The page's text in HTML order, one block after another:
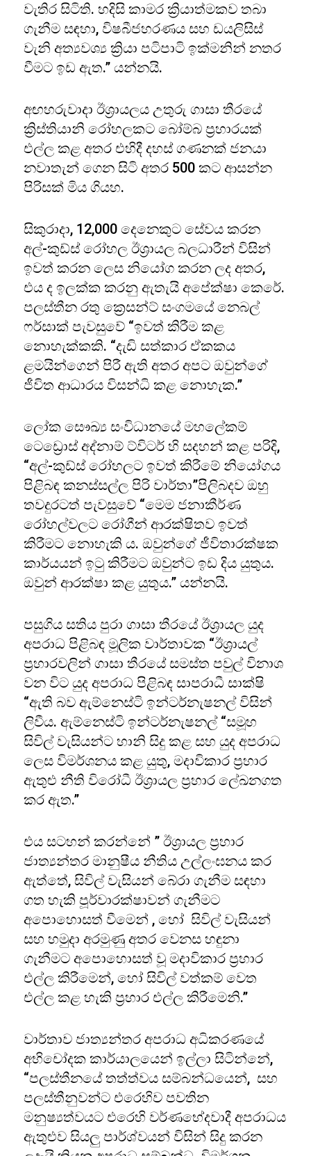
වැතිර සිටිති. හදිසි කාමර ක්‍රියාත්මකව තබා
ගැනීම සඳහා, විෂබීජහරණය සහ ඩයලිසිස්
වැනි අත්‍යවශ්‍ය ක්‍රියා පටිපාටි ඉක්මනින් නතර
වීමට ඉඩ ඇත.” යන්නයි.
අඟහරුවාදා ඊශ්‍රායලය උතුරු ගාසා තීරයේ
ක්‍රිස්තියානි රෝහලකට බෝම්බ ප්‍රහාරයක්
එල්ල කළ අතර එහිදී දහස් ගණනක් ජනයා
නවාතැන් ගෙන සිටි අතර 500 කට ආසන්න
පිරිසක් මිය ගියහ.
සිකුරාදා, 12,000 දෙනෙකුට සේවය කරන
අල්-කුඩ්ස් රෝහල ඊශ්‍රායල බලධාරීන් විසින්
ඉවත් කරන ලෙස නියෝග කරන ලද අතර,
එය ද ඉලක්ක කරනු ඇතැයි අපේක්ෂා කෙරේ.
පලස්තීන රතු ක්‍රෙසන්ට් සංගමයේ නෙබල්
ෆර්සාක් පැවසුවේ “ඉවත් කිරීම කළ
නොහැක්කකි. “දැඩි සත්කාර ඒකකය
ළමයින්ගෙන් පිරී ඇති අතර අපට ඔවුන්ගේ
ජීවිත ආධාරය විසන්ධි කළ නොහැක.”
ලෝක සෞඛ්‍ය සංවිධානයේ මහලේකම්
ටෙඩ්‍රොස් අද්නාම් ට්විටර් හි සදහන් කළ පරිදි,
“අල්-කුඩ්ස් රෝහලට ඉවත් කිරීමේ නියෝගය
පිළිබඳ කනස්සල්ල පිරි වාර්තා”පිලිබදව ඔහු
තවදුරටත් පැවසුවේ “මෙම ජනාකීර්ණ
රෝහල්වලට රෝගීන් ආරක්ෂිතව ඉවත්
කිරීමට නොහැකි ය. ඔවුන්ගේ ජීවිතාරක්ෂක
කාර්යයන් ඉටු කිරීමට ඔවුන්ට ඉඩ දිය යුතුය.
ඔවුන් ආරක්ෂා කළ යුතුය.” යන්නයි.
පසුගිය සතිය පුරා ගාසා තීරයේ ඊශ්‍රායල යුද
අපරාධ පිළිබඳ මූලික වාර්තාවක “ඊශ්‍රායල්
ප්‍රහාරවලින් ගාසා තීරයේ සමස්ත පවුල් විනාශ
වන විට යුද අපරාධ පිළිබඳ සාපරාධී සාක්ෂි
“ඇති බව ඇම්නෙස්ටි ඉන්ටර්නැෂනල් විසින්
ලිවීය. ඇම්නෙස්ටි ඉන්ටර්නැෂනල් “සමූහ
සිවිල් වැසියන්ට හානි සිදු කළ සහ යුද අපරාධ
ලෙස විමර්ශනය කළ යුතු, මදාවිකාර ප්‍රහාර
ඇතුළු නීති විරෝධී ඊශ්‍රායල ප්‍රහාර ලේඛනගත
කර ඇත.”
එය සටහන් කරන්නේ ” ඊශ්‍රායල ප්‍රහාර
ජාත්‍යන්තර මානුෂීය නීතිය උල්ලංඝනය කර
ඇත්තේ, සිවිල් වැසියන් බේරා ගැනීම සඳහා
ගත හැකි පූර්වාරක්ෂාවන් ගැනීමට
අපොහොසත් වීමෙන් , හෝ සිවිල් වැසියන්
සහ හමුදා අරමුණු අතර වෙනස හඳුනා
ගැනීමට අපොහොසත් වූ මදාවිකාර ප්‍රහාර
එල්ල කිරීමෙන්, හෝ සිවිල් වත්කම් වෙත
එල්ල කළ හැකි ප්‍රහාර එල්ල කිරීමෙනි.”
වාර්තාව ජාත්‍යන්තර අපරාධ අධිකරණයේ
අභිචෝදක කාර්යාලයෙන් ඉල්ලා සිටින්නේ,
“පලස්තීනයේ තත්ත්වය සම්බන්ධයෙන්, සහ
පලස්තීනුවන්ට එරෙහිව පවතින
මනුෂ්‍යත්වයට එරෙහි වර්ණභේදවාදී අපරාධය
ඇතුළුව සියලු පාර්ශ්වයන් විසින් සිදු කරන